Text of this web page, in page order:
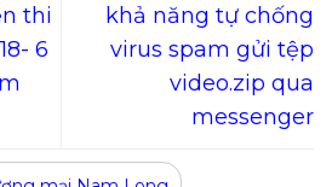
thi
6
khả năng tự chống
virus spam gửi tệp
video.zip qua
messenger